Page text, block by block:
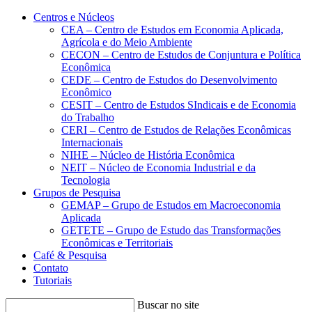
Conteúdo principal Menu principal
Centros e Núcleos
CEA – Centro de Estudos em Economia Aplicada,
Agrícola e do Meio Ambiente
CECON – Centro de Estudos de Conjuntura e Política
Econômica
CEDE – Centro de Estudos do Desenvolvimento
Econômico
CESIT – Centro de Estudos SIndicais e de Economia
do Trabalho
CERI – Centro de Estudos de Relações Econômicas
Internacionais
NIHE – Núcleo de História Econômica
NEIT – Núcleo de Economia Industrial e da
Tecnologia
Grupos de Pesquisa
GEMAP – Grupo de Estudos em Macroeconomia
Aplicada
GETETE – Grupo de Estudo das Transformações
Econômicas e Territoriais
Café & Pesquisa
Contato
Tutoriais
Buscar no site